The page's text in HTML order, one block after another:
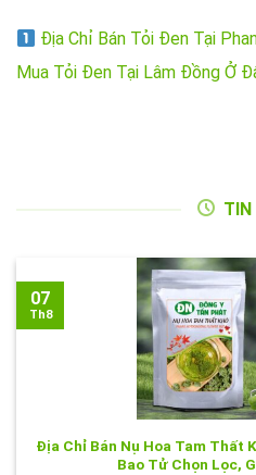
Địa Chỉ Bán Tỏi Đen Tại
Mua Tỏi Đen Tại Lâm Đồng Ở
TIN
Địa Chỉ Bán Nụ Hoa Tam Thất
Bao Tử Chọn Lọc,
07
Th8